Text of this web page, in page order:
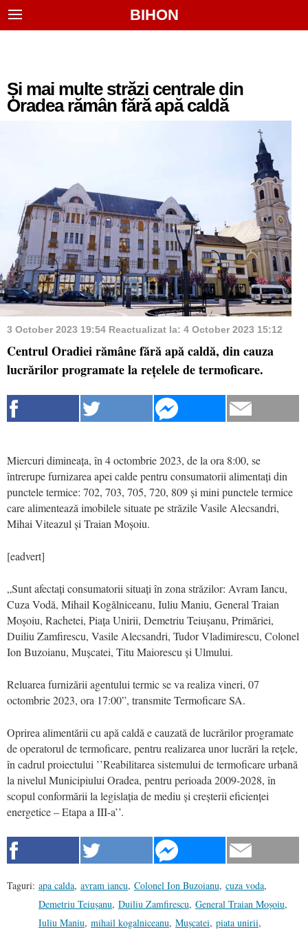
BIHON
Și mai multe străzi centrale din
Oradea rămân fără apă caldă
3 October 2023 19:54 Reactualizat la: 4 October 2023 15:12
Centrul Oradiei rămâne fără apă caldă, din cauza
lucrărilor programate la rețelele de termoficare.
Miercuri dimineața, în 4 octombrie 2023, de la ora 8:00, se
întrerupe furnizarea apei calde pentru consumatorii alimentați din
punctele termice: 702, 703, 705, 720, 809 și mini punctele termice
care alimentează imobilele situate pe străzile Vasile Alecsandri,
Mihai Viteazul și Traian Moșoiu.
[eadvert]
„Sunt afectați consumatorii situați în zona străzilor: Avram Iancu,
Cuza Vodă, Mihail Kogălniceanu, Iuliu Maniu, General Traian
Moșoiu, Rachetei, Piața Unirii, Demetriu Teiușanu, Primăriei,
Duiliu Zamfirescu, Vasile Alecsandri, Tudor Vladimirescu, Colonel
Ion Buzoianu, Mușcatei, Titu Maiorescu și Ulmului.
Reluarea furnizării agentului termic se va realiza vineri, 07
octombrie 2023, ora 17:00”, transmite Termoficare SA.
Oprirea alimentării cu apă caldă e cauzată de lucrărilor programate
de operatorul de termoficare, pentru realizarea unor lucrări la rețele,
în cadrul proiectului ’’Reabilitarea sistemului de termoficare urbană
la nivelul Municipiului Oradea, pentru perioada 2009-2028, în
scopul conformării la legislația de mediu și creșterii eficienței
energetice – Etapa a III-a’’.
Taguri: apa calda, avram iancu, Colonel Ion Buzoianu, cuza voda,
Demetriu Teiușanu, Duiliu Zamfirescu, General Traian Moșoiu,
Iuliu Maniu, mihail kogalniceanu, Mușcatei, piata unirii,